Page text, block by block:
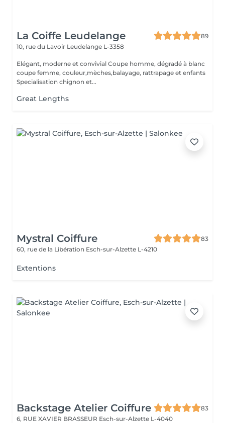
La Coiffe Leudelange
89
10, rue du Lavoir Leudelange L-3358
Elégant, moderne et convivial Coupe homme, dégradé à blanc
coupe femme, couleur,mèches,balayage, rattrapage et enfants
Specialisation chignon et...
Great Lengths
Mystral Coiffure
83
60, rue de la Libération Esch-sur-Alzette L-4210
Extentions
Backstage Atelier Coiffure
83
6, RUE XAVIER BRASSEUR Esch-sur-Alzette L-4040